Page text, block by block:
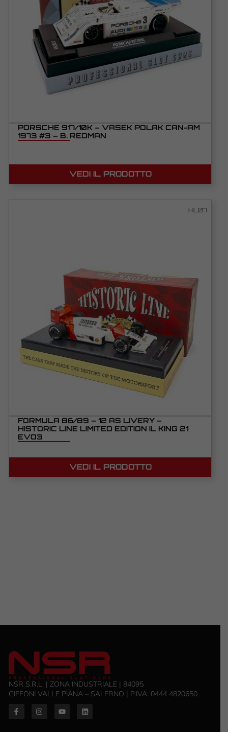
PORSCHE 917/10K – VASEK POLAK CAN-AM
1973 #3 – B. REDMAN
VEDI IL PRODOTTO
HL07
FORMULA 86/89 – 12 AS LIVERY –
HISTORIC LINE LIMITED EDITION IL KING 21
EVO3
VEDI IL PRODOTTO
NSR S.R.L. | ZONA INDUSTRIALE | 84095
GIFFONI VALLE PIANA – SALERNO | P.IVA: ‭0444 4820650‬